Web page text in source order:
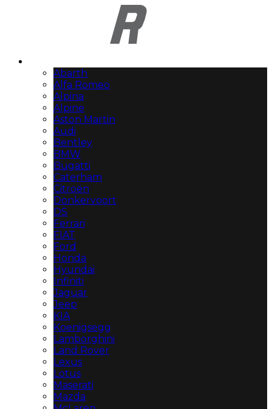
Abarth
Alfa Romeo
Alpina
Alpine
Aston Martin
Audi
Bentley
BMW
Bugatti
Caterham
Citroën
Donkervoort
DS
Ferrari
FIAT
Ford
Honda
Hyundai
Infiniti
Jaguar
Jeep
KIA
Koenigsegg
Lamborghini
Land Rover
Lexus
Lotus
Maserati
Mazda